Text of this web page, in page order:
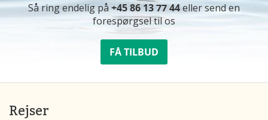
Så ring endelig på +45 86 13 77 44eller send en
forespørgsel til os
FÅ TILBUD
Rejser